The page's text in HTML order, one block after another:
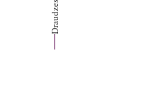
Draudzes